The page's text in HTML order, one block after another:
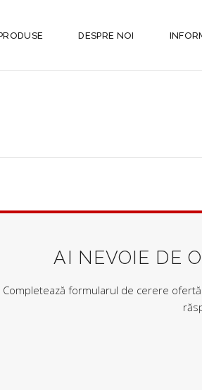
DESPRE NOI
AI NEVOIE DE
Completează formularul de cerere